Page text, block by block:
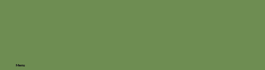
Menu